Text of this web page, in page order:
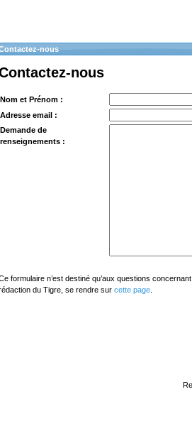
nous
nous
Nom et Prénom :
Adresse email :
Demande de
renseignements :
formulaire n’est destiné qu’aux questions
du Tigre, se rendre sur cette page